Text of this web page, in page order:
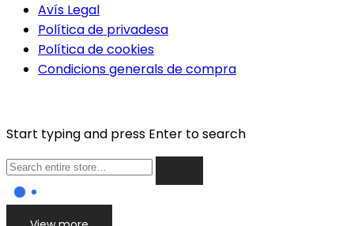
Avís Legal
Política de privadesa
Política de cookies
Condicions generals de compra
Start typing and press Enter to search